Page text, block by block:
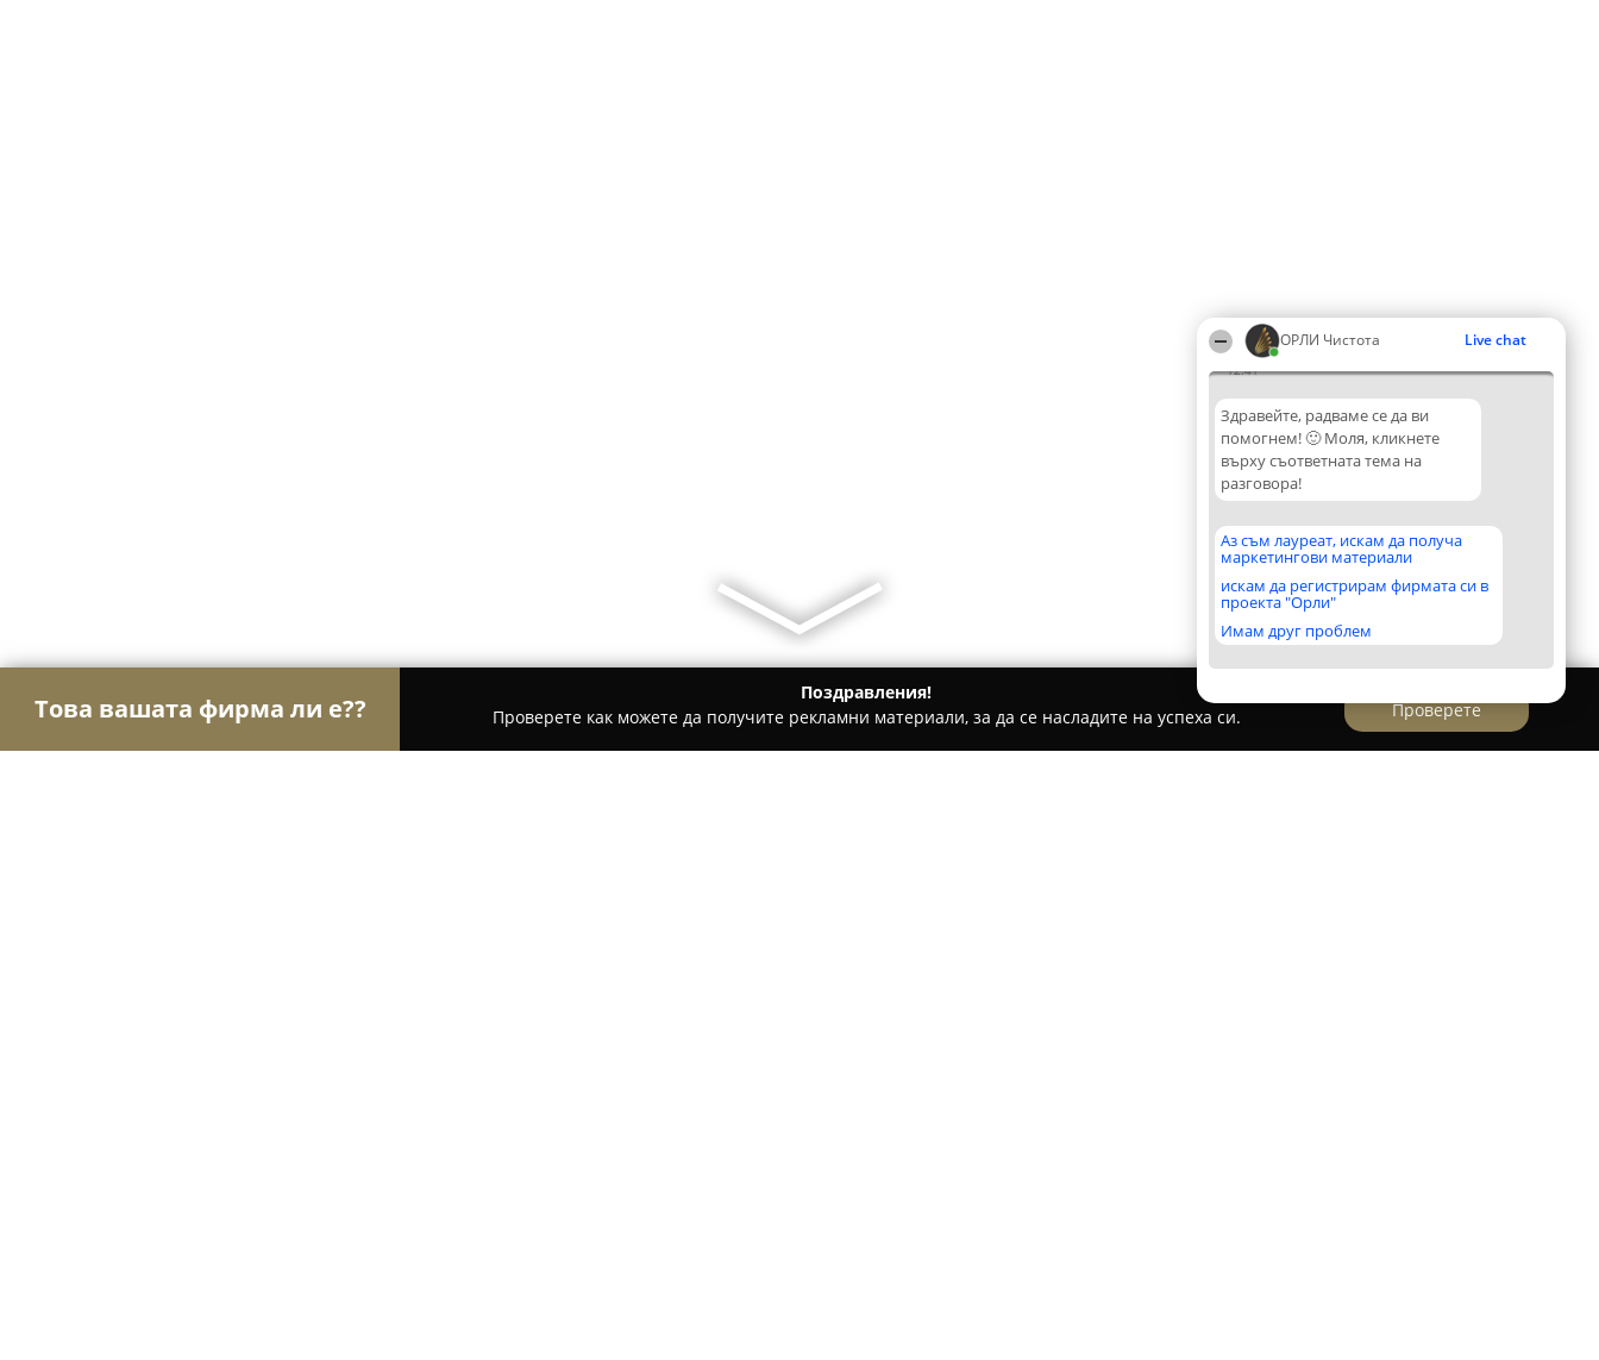
ОРЛИ Чистота Live chat
12:41
Здравейте, радваме се да ви
помогнем! 🙂 Моля, кликнете
върху съответната тема на
разговора!
Аз съм лауреат, искам да получа
маркетингови материали
искам да регистрирам фирмата си в
проекта "Орли"
Имам друг проблем
Това вашата фирма ли е??
Поздравления!
Проверете как можете да получите рекламни материали, за да се насладите на успеха си.
Проверете